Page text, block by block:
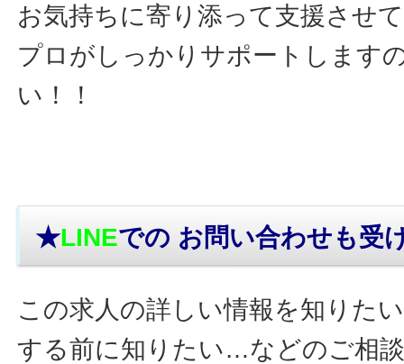
お気持ちに寄り添って支援させ
プロがしっかりサポートします
い！！
★LINEでの お問い合わせも受
この求人の詳しい情報を知りた
する前に知りたい…などのご相